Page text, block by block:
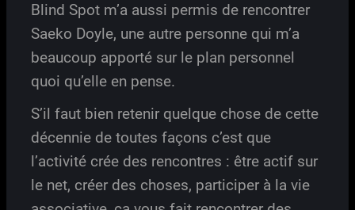
Blind Spot m’a aussi permis de rencontrer
Saeko Doyle, une autre personne qui m’a
beaucoup apporté sur le plan personnel
quoi qu’elle en pense.
S’il faut bien retenir quelque chose de cette
décennie de toutes façons c’est que
l’activité crée des rencontres : être actif sur
le net, créer des choses, participer à la vie